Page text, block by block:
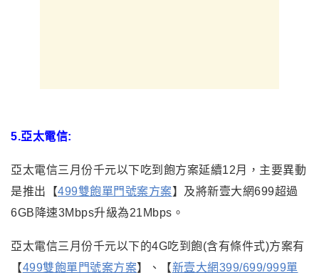
5.亞太電信:
亞太電信三月份千元以下吃到飽方案延續12月，主要異動
是推出【499雙飽單門號案方案】及將新壹大網699超過
6GB降速3Mbps升級為21Mbps。
亞太電信三月份千元以下的4G吃到飽(含有條件式)方案有
【499雙飽單門號案方案】、【新壹大網399/699/999單